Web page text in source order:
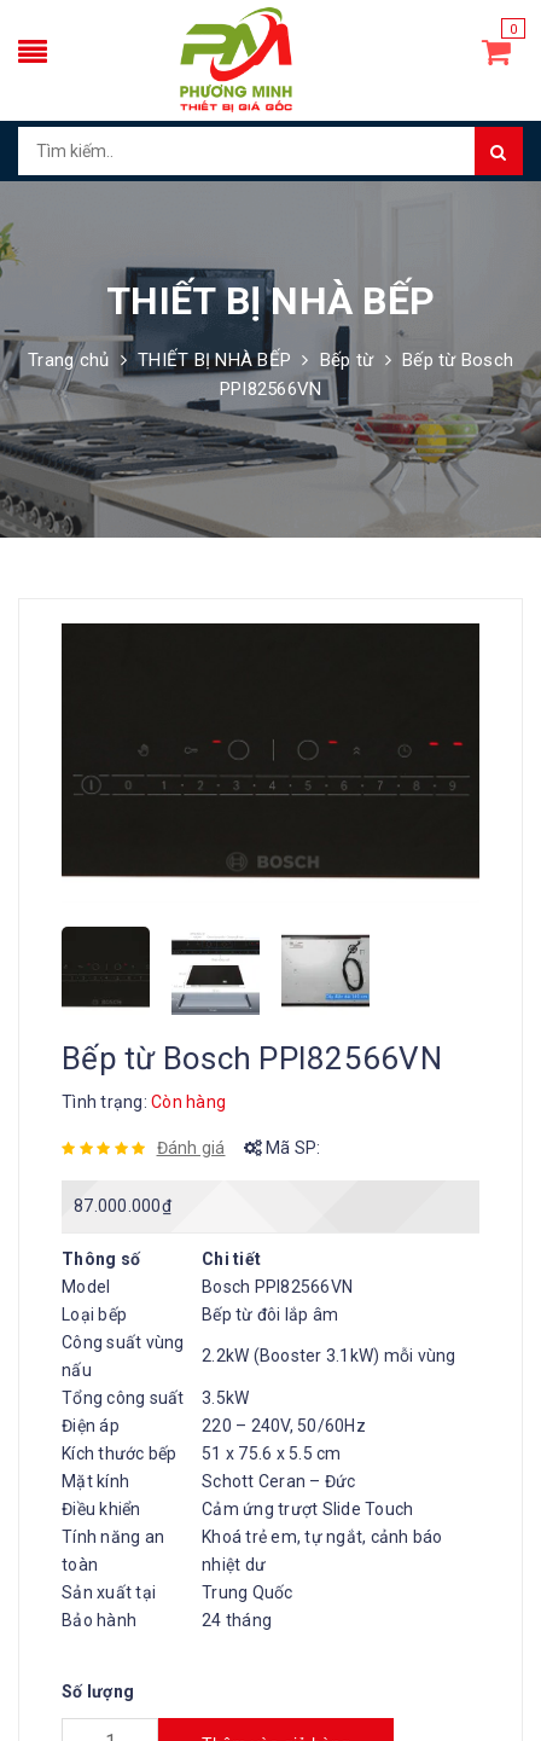
0
THIẾT BỊ NHÀ BẾP
Trang chủ THIẾT BỊ NHÀ BẾP Bếp từ
Bếp từ Bosch
PPI82566VN
Bếp từ Bosch PPI82566VN
Tình trạng: Còn hàng
Đánh giá Mã SP:
87.000.000₫
Thông số
Chi tiết
Model
Bosch PPI82566VN
Loại bếp
Bếp từ đôi lắp âm
Công suất vùng
nấu
2.2kW (Booster 3.1kW) mỗi vùng
Tổng công suất
3.5kW
Điện áp
220 – 240V, 50/60Hz
Kích thước bếp
51 x 75.6 x 5.5 cm
Mặt kính
Schott Ceran – Đức
Điều khiển
Cảm ứng trượt Slide Touch
Tính năng an
toàn
Khoá trẻ em, tự ngắt, cảnh báo
nhiệt dư
Sản xuất tại
Trung Quốc
Bảo hành
24 tháng
Số lượng